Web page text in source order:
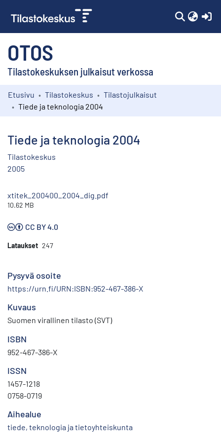
OTOS
Tilastokeskuksen julkaisut verkossa
Kokoelmat
Etusivu Tilastokeskus
Tilastojulkaisut
Tiede ja teknologia 2004
Tiede ja teknologia 2004
Tilastokeskus
2005
xtitek_200400_2004_dig.pdf
10.62 MB
CC BY 4.0
Lataukset 247
Pysyvä osoite
https://urn.fi/URN:ISBN:952-467-386-X
Kuvaus
Suomen virallinen tilasto (SVT)
ISBN
952-467-386-X
ISSN
1457-1218
0758-0719
Aihealue
tiede, teknologia ja tietoyhteiskunta